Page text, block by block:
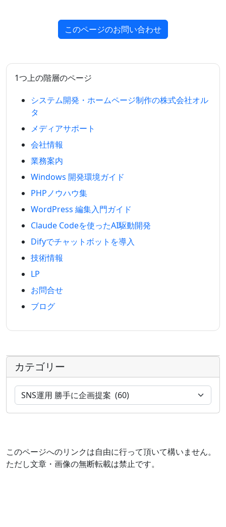
このページのお問い合わせ
1つ上の階層のページ
システム開発・ホームページ制作の株式会社オル
タ
メディアサポート
会社情報
業務案内
Windows 開発環境ガイド
PHPノウハウ集
WordPress 編集入門ガイド
Claude Codeを使ったAI駆動開発
Difyでチャットボットを導入
技術情報
LP
お問合せ
ブログ
カテゴリー
このページへのリンクは自由に行って頂いて構いません。
ただし文章・画像の無断転載は禁止です。